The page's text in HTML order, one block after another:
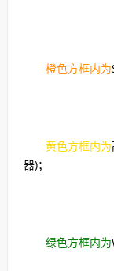
橙色方框内为
黄色方框内为
器)；
绿色方框内为